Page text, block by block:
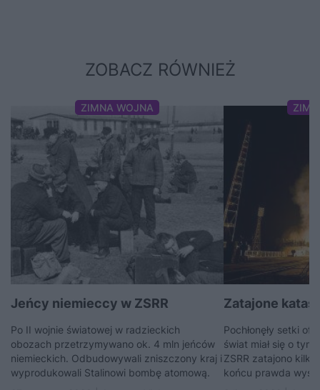
ZOBACZ RÓWNIEŻ
ZIMNA WOJNA
Jeńcy niemieccy w ZSRR
Po II wojnie światowej w radzieckich
obozach przetrzymywano ok. 4 mln jeńców
niemieckich. Odbudowywali zniszczony kraj i
wyprodukowali Stalinowi bombę atomową.
Zatajone
Pochłonęły setki
świat miał się o
ZSRR zatajono
końcu prawda